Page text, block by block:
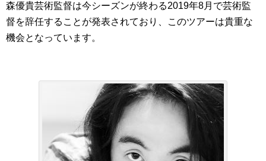
森優貴芸術監督は今シーズンが終わる2019年8月で芸術監
督を辞任することが発表されており、このツアーは貴重な
機会となっています。